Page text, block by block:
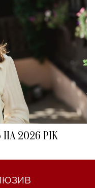
2026 РІК